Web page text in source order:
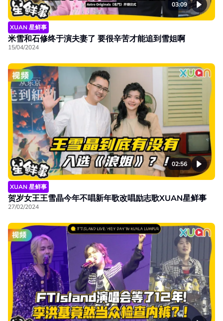
03:09
XUAN 星鲜事
米雪和石修终于演夫妻了 要很辛苦才能追到雪姐啊
15/04/2024
02:56
XUAN 星鲜事
贺岁女王王雪晶今年不唱新年歌改唱励志歌XUAN星鲜事
27/02/2024